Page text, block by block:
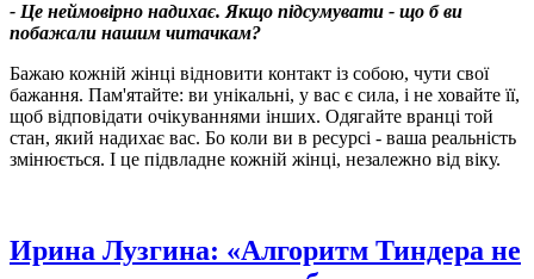
- Це неймовірно надихає. Якщо підсумувати - що б ви
побажали нашим читачкам?
Бажаю кожній жінці відновити контакт із собою, чути свої
бажання. Пам'ятайте: ви унікальні, у вас є сила, і не ховайте її,
щоб відповідати очікуваннями інших. Одягайте вранці той
стан, який надихає вас. Бо коли ви в ресурсі - ваша реальність
змінюється. І це підвладне кожній жінці, незалежно від віку.
Ирина Лузгина: «Алгоритм Тиндера не